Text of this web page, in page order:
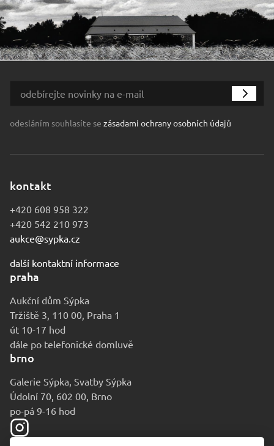
odesláním souhlasíte se zásadami ochrany osobních údajů
kontakt
+420 608 958 322
+420 542 210 973
aukce@sypka.cz
další kontaktní informace
praha
Aukční dům Sýpka
Tržiště 3, 110 00, Praha 1
út 10-17 hod
dále po telefonické domluvě
brno
Galerie Sýpka, Svatby Sýpka
Údolní 70, 602 00, Brno
po-pá 9-16 hod